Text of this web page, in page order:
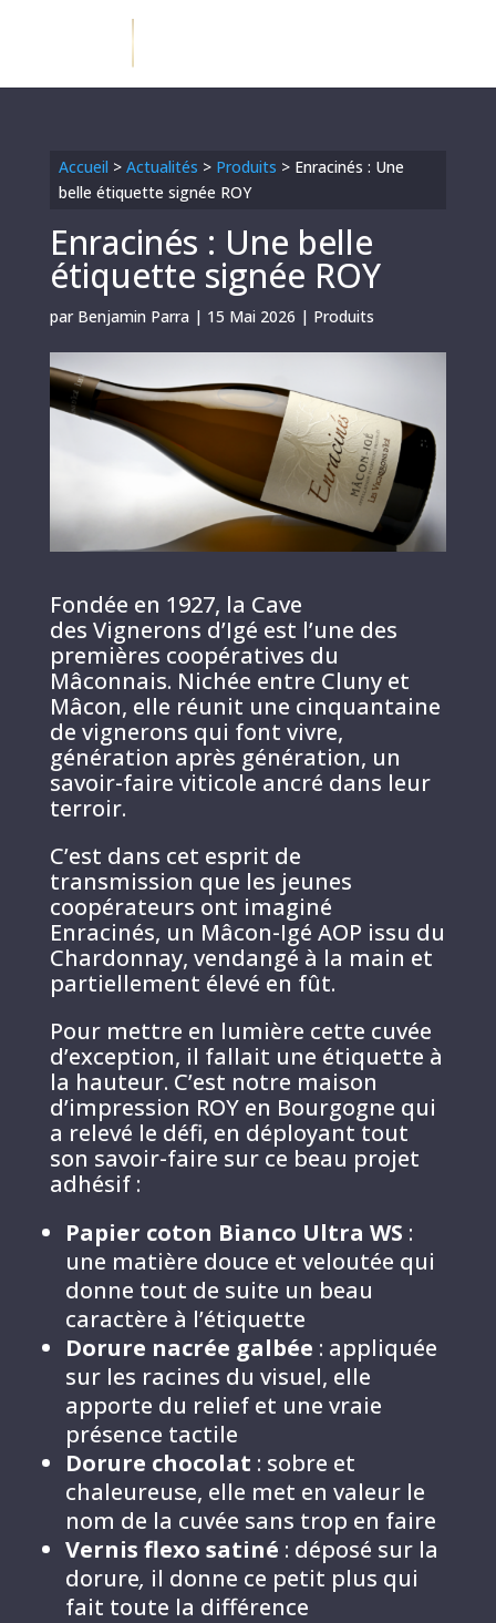
Accueil > Actualités > Produits > Enracinés : Une
belle étiquette signée ROY
Enracinés : Une belle
étiquette signée ROY
par Benjamin Parra | 15 Mai 2026 | Produits
Fondée en 1927, la Cave
des Vignerons d’Igé est l’une des
premières coopératives du
Mâconnais. Nichée entre Cluny et
Mâcon, elle réunit une cinquantaine
de vignerons qui font vivre,
génération après génération, un
savoir-faire viticole ancré dans leur
terroir.
C’est dans cet esprit de
transmission que les jeunes
coopérateurs ont imaginé
Enracinés, un Mâcon-Igé AOP issu du
Chardonnay, vendangé à la main et
partiellement élevé en fût.
Pour mettre en lumière cette cuvée
d’exception, il fallait une étiquette à
la hauteur. C’est notre maison
d’impression ROY en Bourgogne qui
a relevé le défi, en déployant tout
son savoir-faire sur ce beau projet
adhésif :
Papier coton Bianco Ultra WS :
une matière douce et veloutée qui
donne tout de suite un beau
caractère à l’étiquette
Dorure nacrée galbée : appliquée
sur les racines du visuel, elle
apporte du relief et une vraie
présence tactile
Dorure chocolat : sobre et
chaleureuse, elle met en valeur le
nom de la cuvée sans trop en faire
Vernis flexo satiné : déposé sur la
dorure, il donne ce petit plus qui
fait toute la différence